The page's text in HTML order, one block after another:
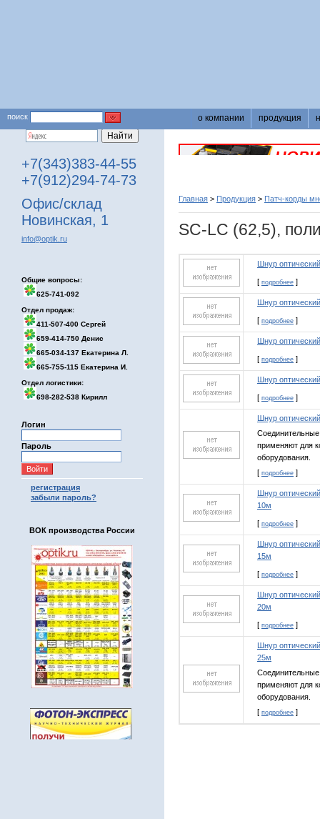
поиск о компании продукция
+7(343)383-44-55
+7(912)294-74-73
Офис/склад
Новинская, 1
info@optik.ru
Общие вопросы:
625-741-092
Отдел продаж:
411-507-400 Сергей
659-414-750 Денис
665-034-137 Екатерина Л.
665-755-115 Екатерина И.
Отдел логистики:
698-282-538 Кирилл
Логин
Пароль
регистрация
забыли пароль?
ВОК производства России
Главная > Продукция > Патч-корды
SC-LC (62,5),
Шнур
[ подробнее ]
Шнур
[ подробнее ]
Шнур
[ подробнее ]
Шнур
[ подробнее ]
Шнур
применяют для
оборудования.
[ подробнее ]
Шнур
10м
[ подробнее ]
Шнур
15м
[ подробнее ]
Шнур
20м
[ подробнее ]
Шнур
25м
применяют для
оборудования.
[ подробнее ]